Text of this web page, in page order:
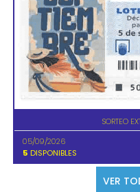
SORTEO
05/09/2026
5 DISPONIBLES